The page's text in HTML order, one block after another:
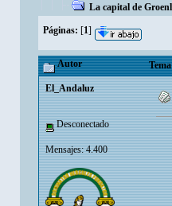
La capital de
Páginas: [1]
Autor
El_Andaluz
Desconectado
Mensajes: 4.400